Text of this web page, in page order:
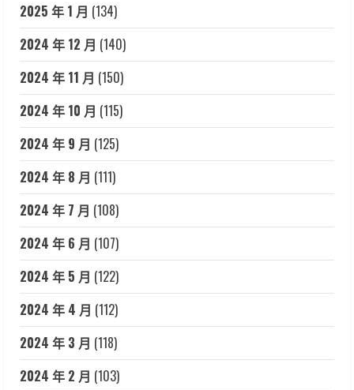
2025 年 1 月 (134)
2024 年 12 月 (140)
2024 年 11 月 (150)
2024 年 10 月 (115)
2024 年 9 月 (125)
2024 年 8 月 (111)
2024 年 7 月 (108)
2024 年 6 月 (107)
2024 年 5 月 (122)
2024 年 4 月 (112)
2024 年 3 月 (118)
2024 年 2 月 (103)